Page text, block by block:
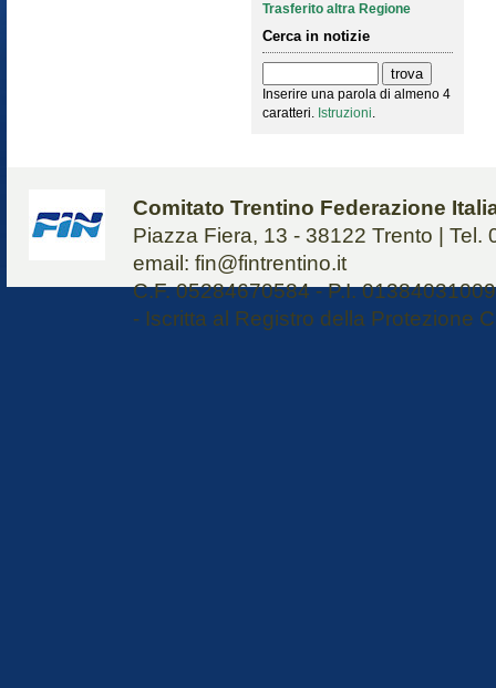
Trasferito altra Regione
Cerca in notizie
Inserire una parola di almeno 4
caratteri. Istruzioni.
Comitato Trentino Federazione
Piazza Fiera, 13 - 38122 Trento |
email: fin@fintrentino.it
C.F. 05284670584 - P.I.
- Iscritta al Registro della Protezione